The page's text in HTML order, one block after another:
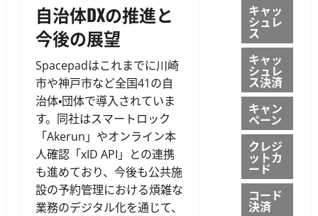
自治体DXの推進と
今後の展望
Spacepadはこれまでに川崎
市や神戸市など全国41の自
治体・団体で導入されていま
す。同社はスマートロック
「Akerun」やオンライン本
人確認「xID API」との連携
も進めており、今後も公共施
設の予約管理における煩雑な
業務のデジタル化を通じて、
キャッ
シュレ
ス
キャッ
シュレ
ス決済
キャン
ペーン
クレジ
ットカ
ード
コード
決済